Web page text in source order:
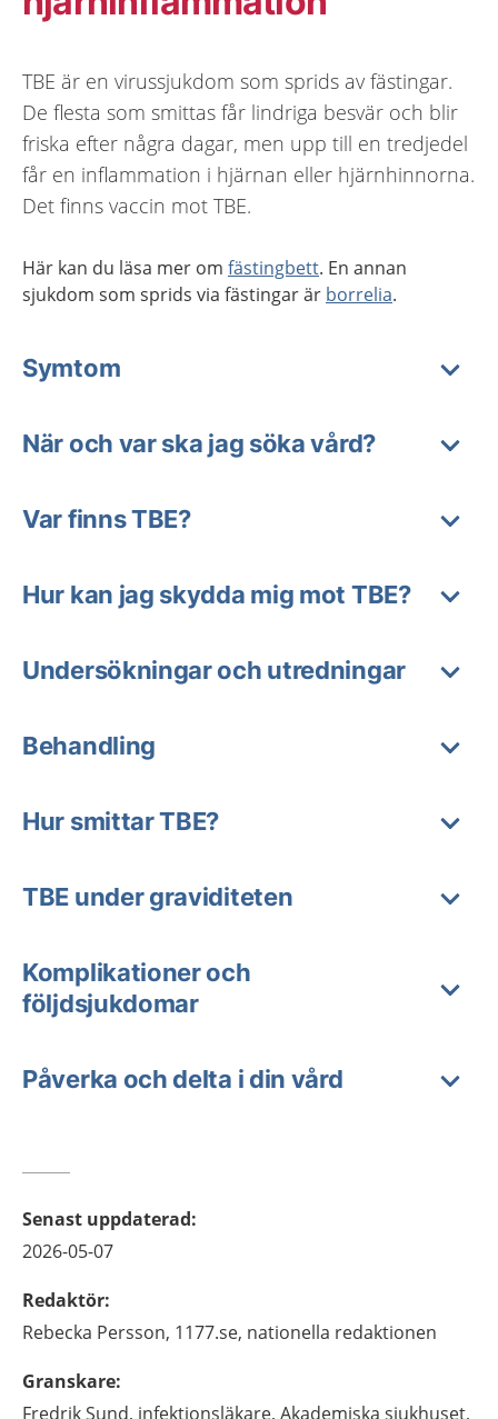
TBE är en virussjukdom som sprids av fästingar.
De flesta som smittas får lindriga besvär och blir
friska efter några dagar, men upp till en tredjedel
får en inflammation i hjärnan eller hjärnhinnorna.
Det finns vaccin mot TBE.
Här kan du läsa mer om fästingbett. En annan
sjukdom som sprids via fästingar är borrelia.
Symtom
När och var ska jag söka vård?
Var finns TBE?
Hur kan jag skydda mig mot TBE?
Undersökningar och utredningar
Behandling
Hur smittar TBE?
TBE under graviditeten
Komplikationer och
följdsjukdomar
Påverka och delta i din vård
Senast uppdaterad:
2026-05-07
Redaktör:
Rebecka Persson, 1177.se, nationella redaktionen
Granskare:
FredrikSund, infektionsläkare, Akademiska sjukhuset,